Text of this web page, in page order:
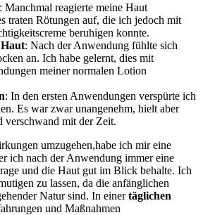
: Manchmal reagierte meine Haut
traten Rötungen auf, die ich⁣ jedoch mit
beruhigen konnte.
: Nach⁢ der Anwendung fühlte⁤ sich
an. Ich habe gelernt, dies mit⁢
meiner normalen Lotion
: In den​ ersten Anwendungen verspürte ich
Es war zwar unangenehm, hielt aber⁣
verschwand mit⁣ der Zeit.
umzugehen,habe ich mir eine
ich nach der⁣ Anwendung immer eine
und die Haut gut im Blick behalte.⁢ Ich
zu lassen, ⁤da die anfänglichen
Natur sind. In einertäglichen
und Maßnahmen